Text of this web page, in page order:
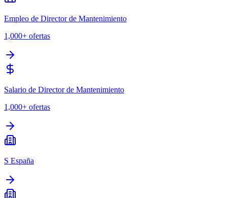
Empleo de Director de Mantenimiento
1,000+ ofertas
Salario de Director de Mantenimiento
1,000+ ofertas
S España